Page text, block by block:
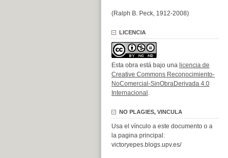
(Ralph B. Peck, 1912-2008)
LICENCIA
Esta obra está bajo una licencia de
Creative Commons Reconocimiento-
NoComercial-SinObraDerivada 4.0
Internacional .
NO PLAGIES, VINCULA
Usa el vínculo a este documento o a
la pagina principal:
victoryepes.blogs.upv.es/